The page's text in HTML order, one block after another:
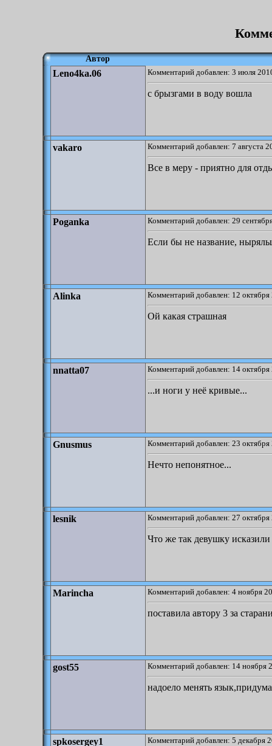
Автор
Leno4ka.06 Комментарий добавлен: 3 июля
с брызгами в воду вошла
vakaro Комментарий добавлен: 7 августа
Все в меру - приятно для
Poganka Комментарий добавлен: 29
Если бы не название,
Alinka Комментарий добавлен: 12
Ой какая страшная
nnatta07 Комментарий добавлен: 14
...и ноги у неё кривые...
Gnusmus Комментарий добавлен: 23
Нечто непонятное...
lesnik Комментарий добавлен: 27
Что же так девушку исказили
Marincha Комментарий добавлен: 4 ноября
поставила автору 3 за
gost55 Комментарий добавлен: 14 ноября
надоело менять
spkosergey1 Комментарий добавлен: 5 декабря